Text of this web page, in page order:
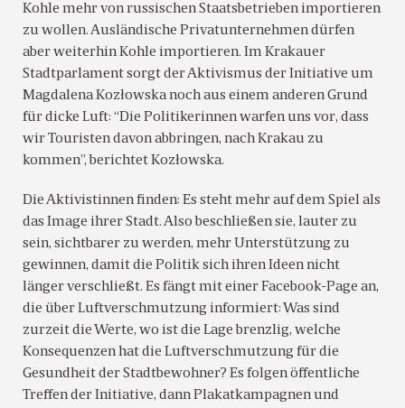
Kohle mehr von russischen Staatsbetrieben importieren
zu wollen. Ausländische Privatunternehmen dürfen
aber weiterhin Kohle importieren. Im Krakauer
Stadtparlament sorgt der Aktivismus der Initiative um
Magdalena Kozłowska noch aus einem anderen Grund
für dicke Luft: “Die Politikerinnen warfen uns vor, dass
wir Touristen davon abbringen, nach Krakau zu
kommen”, berichtet Kozłowska.
Die Aktivistinnen finden: Es steht mehr auf dem Spiel als
das Image ihrer Stadt. Also beschließen sie, lauter zu
sein, sichtbarer zu werden, mehr Unterstützung zu
gewinnen, damit die Politik sich ihren Ideen nicht
länger verschließt. Es fängt mit einer Facebook-Page an,
die über Luftverschmutzung informiert: Was sind
zurzeit die Werte, wo ist die Lage brenzlig, welche
Konsequenzen hat die Luftverschmutzung für die
Gesundheit der Stadtbewohner? Es folgen öffentliche
Treffen der Initiative, dann Plakatkampagnen und